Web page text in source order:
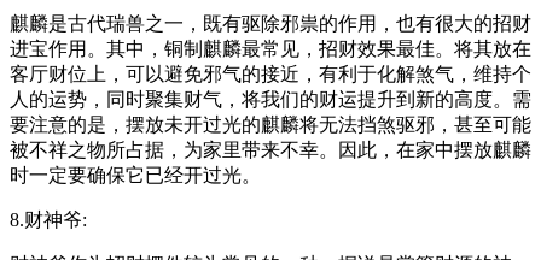
麒麟是古代瑞兽之一，既有驱除邪祟的作用，也有很大的招财
进宝作用。其中，铜制麒麟最常见，招财效果最佳。将其放在
客厅财位上，可以避免邪气的接近，有利于化解煞气，维持个
人的运势，同时聚集财气，将我们的财运提升到新的高度。需
要注意的是，摆放未开过光的麒麟将无法挡煞驱邪，甚至可能
被不祥之物所占据，为家里带来不幸。因此，在家中摆放麒麟
时一定要确保它已经开过光。
8.财神爷: